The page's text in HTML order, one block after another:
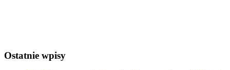
Ostatnie wpisy